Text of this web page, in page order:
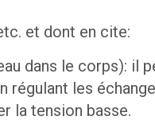
et dont en cite:
dans le corps): il
régulant les
la tension basse.